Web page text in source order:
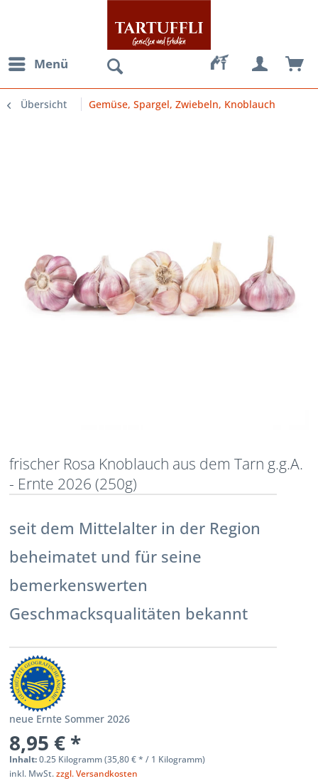
Menü
Übersicht Gemüse, Spargel, Zwiebeln, Knoblauch
frischer Rosa Knoblauch aus dem Tarn g.g.A.
- Ernte 2026 (250g)
seit dem Mittelalter in der Region
beheimatet und für seine
bemerkenswerten
Geschmacksqualitäten bekannt
neue Ernte Sommer 2026
8,95 € *
Inhalt:0.25 Kilogramm (35,80 €* / 1 Kilogramm)
inkl. MwSt.zzgl. Versandkosten